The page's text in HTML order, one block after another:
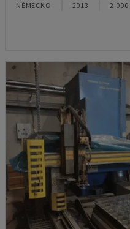
NĚMECKO 2013 2.000